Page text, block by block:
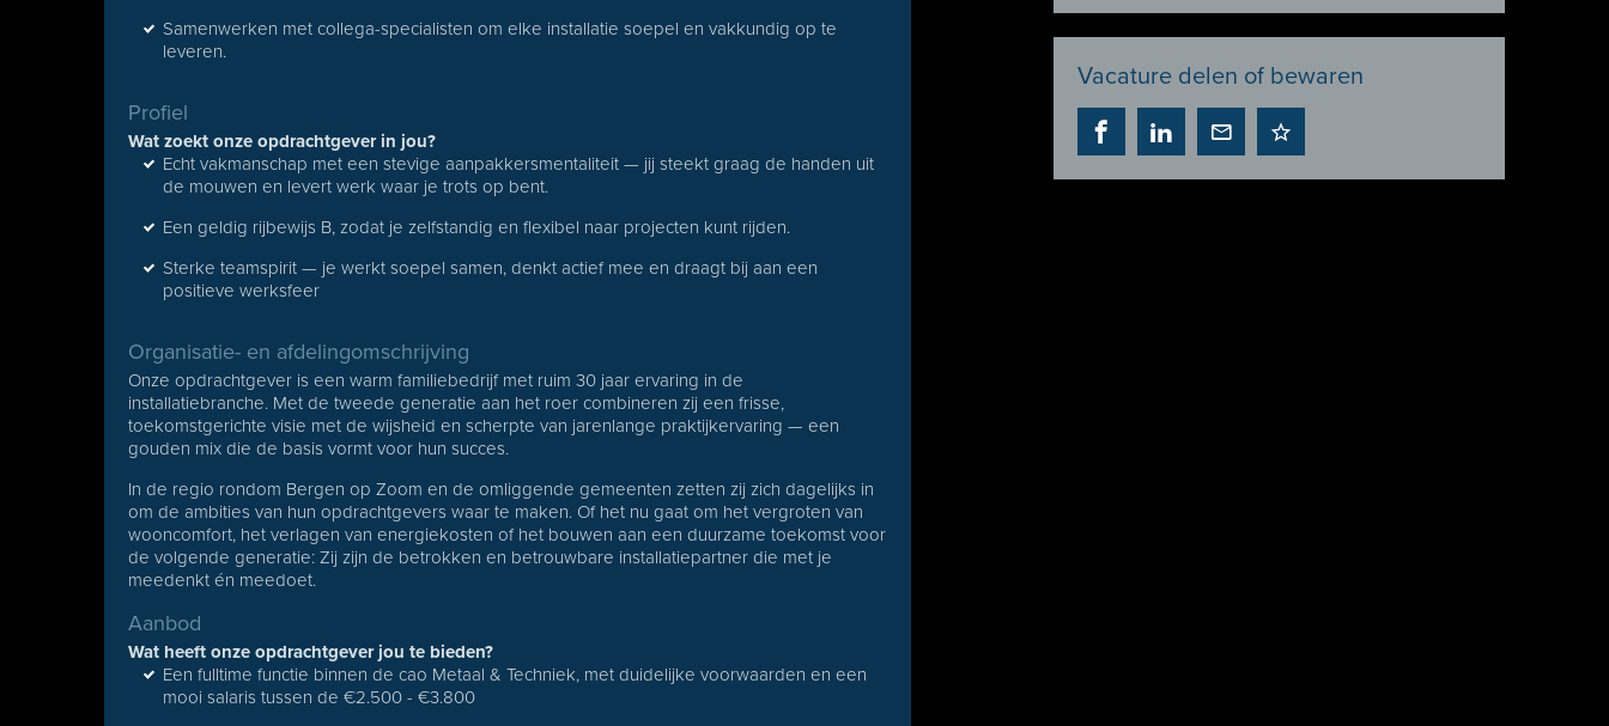
Samenwerken met collega-specialisten om elke installatie soepel en vakkundig op te
leveren.
Profiel
Wat zoekt onze opdrachtgever in jou?
Echt vakmanschap met een stevige aanpakkersmentaliteit — jij steekt graag de handen uit
de mouwen en levert werk waar je trots op bent.
Een geldig rijbewijs B, zodat je zelfstandig en flexibel naar projecten kunt rijden.
Sterke teamspirit — je werkt soepel samen, denkt actief mee en draagt bij aan een
positieve werksfeer
Organisatie- en afdelingomschrijving
Onze opdrachtgever is een warm familiebedrijf met ruim 30 jaar ervaring in de
installatiebranche. Met de tweede generatie aan het roer combineren zij een frisse,
toekomstgerichte visie met de wijsheid en scherpte van jarenlange praktijkervaring — een
gouden mix die de basis vormt voor hun succes.
In de regio rondom Bergen op Zoom en de omliggende gemeenten zetten zij zich dagelijks in
om de ambities van hun opdrachtgevers waar te maken. Of het nu gaat om het vergroten van
wooncomfort, het verlagen van energiekosten of het bouwen aan een duurzame toekomst voor
de volgende generatie: Zij zijn de betrokken en betrouwbare installatiepartner die met je
meedenkt én meedoet.
Aanbod
Wat heeft onze opdrachtgever jou te bieden?
Een fulltime functie binnen de cao Metaal & Techniek, met duidelijke voorwaarden en een
mooi salaris tussen de €2.500 - €3.800
Vacature delen of bewaren